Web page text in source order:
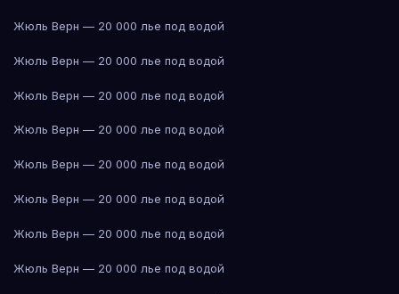
Жюль Верн — 20 000 лье под водой
Жюль Верн — 20 000 лье под водой
Жюль Верн — 20 000 лье под водой
Жюль Верн — 20 000 лье под водой
Жюль Верн — 20 000 лье под водой
Жюль Верн — 20 000 лье под водой
Жюль Верн — 20 000 лье под водой
Жюль Верн — 20 000 лье под водой